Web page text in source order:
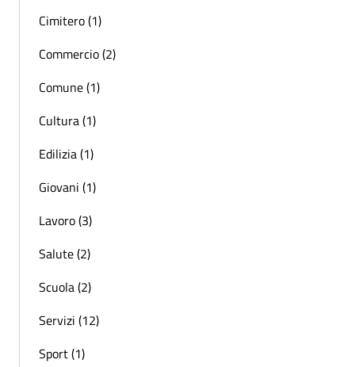
Cimitero (1)
Commercio (2)
Comune (1)
Cultura (1)
Edilizia (1)
Giovani (1)
Lavoro (3)
Salute (2)
Scuola (2)
Servizi (12)
Sport (1)